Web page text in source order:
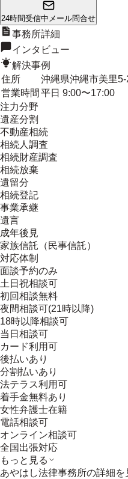
24時間受信中 メール問合せ
事務所詳細
インタビュー
解決事例
住所
沖縄県沖縄市美里
営業時間 平日 9:00〜17:00
注力分野
遺産分割
不動産相続
相続人調査
相続財産調査
相続放棄
遺留分
相続登記
事業承継
遺言
成年後見
家族信託（民事信託）
対応体制
面談予約のみ
土日祝相談可
初回相談無料
夜間相談可(21時以降)
18時以降相談可
当日相談可
カード利用可
後払いあり
分割払いあり
法テラス利用可
着手金無料あり
女性弁護士在籍
電話相談可
オンライン相談可
全国出張対応
もっと見る
あやはし法律事務所の詳細を